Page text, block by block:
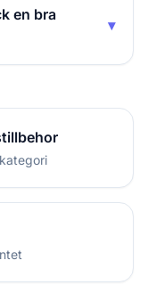
en bra
▾